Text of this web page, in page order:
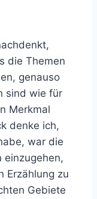
die Themen
genauso
sind wie für
Merkmal
denke ich,
war die
einzugehen,
Erzählung zu
Gebiete